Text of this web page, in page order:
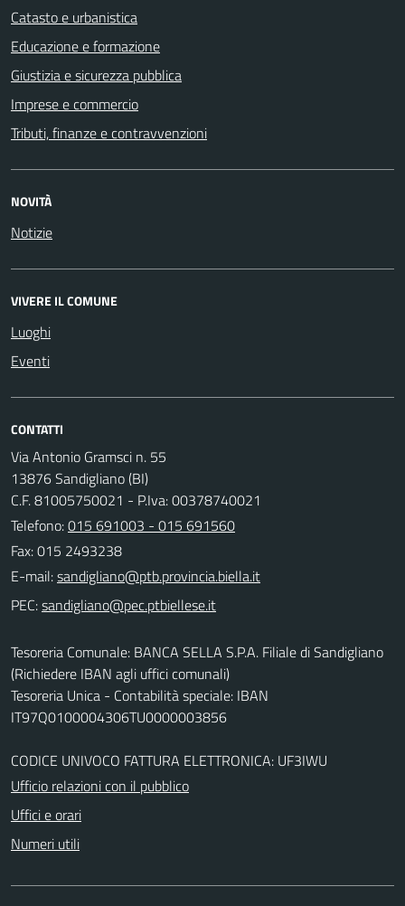
Catasto e urbanistica
Educazione e formazione
Giustizia e sicurezza pubblica
Imprese e commercio
Tributi, finanze e contravvenzioni
NOVITÀ
Notizie
VIVERE IL COMUNE
Luoghi
Eventi
CONTATTI
Via Antonio Gramsci n. 55
13876 Sandigliano (BI)
C.F. 81005750021 - P.Iva: 00378740021
Telefono:015 691003 - 015 691560
Fax: 015 2493238
E-mail:
PEC:
Tesoreria Comunale: BANCA SELLA S.P.A. Filiale di Sandigliano
(Richiedere IBAN agli uffici comunali)
Tesoreria Unica - Contabilità speciale: IBAN
IT97Q0100004306TU0000003856
CODICE UNIVOCO FATTURA ELETTRONICA: UF3IWU
Ufficio relazioni con il pubblico
Uffici e orari
Numeri utili